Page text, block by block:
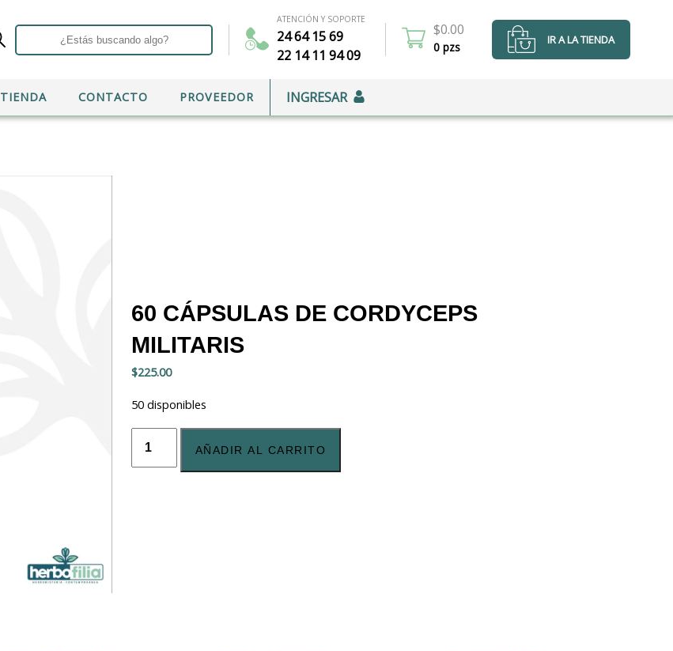
¿Estás
buscando
algo?
ATENCIÓN Y SOPORTE
24 64 15 69
22 14 11 94 09
$0.00
0 pzs IR A LA TIENDA
TIENDA CONTACTO PROVEEDOR INGRESAR
60 CÁPSULAS DE CORDYCEPS
MILITARIS
$225.00
50 disponibles
60
Cápsulas
Cordyceps
AÑADIR AL CARRITO